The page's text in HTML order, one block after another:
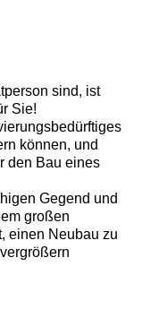
sind, ist
Sie!
können, und
den Bau eines
Gegend und
großen
einen Neubau zu